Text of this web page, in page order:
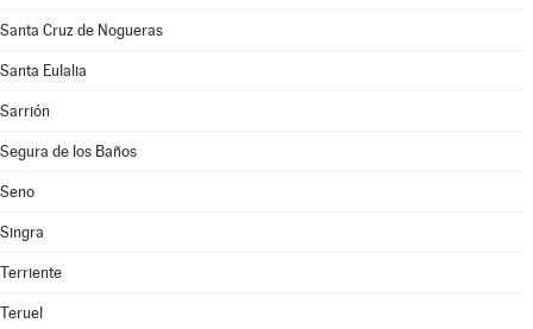
Santa Cruz de Nogueras
Santa Eulalia
Sarrión
Segura de los Baños
Seno
Singra
Terriente
Teruel